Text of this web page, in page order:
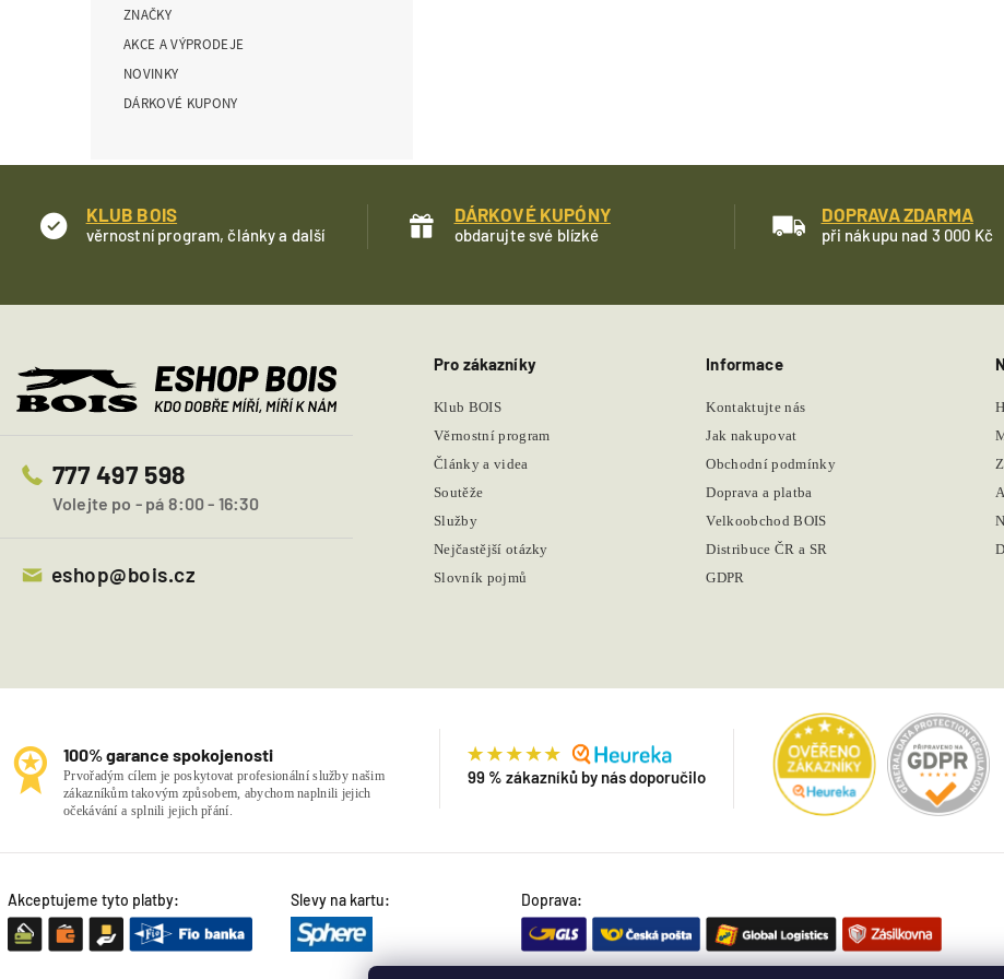
ZNAČKY
AKCE A VÝPRODEJE
NOVINKY
DÁRKOVÉ KUPONY
KLUB BOIS
věrnostní program, články a další
DÁRKOVÉ KUPÓNY
obdarujte své blízké
DOPRAVA ZDARMA
při nákupu nad 3 000 Kč
777 497 598
Volejte po - pá 8:00 - 16:30
eshop@bois.cz
Pro zákazníky
Klub BOIS
Věrnostní program
Články a videa
Soutěže
Služby
Nejčastější otázky
Slovník pojmů
Informace
Kontaktujte nás
Jak nakupovat
Obchodní podmínky
Doprava a platba
Velkoobchod BOIS
Distribuce ČR a SR
GDPR
100% garance spokojenosti
Prvořadým cílem je poskytovat profesionální služby našim
zákazníkům takovým způsobem, abychom naplnili jejich
očekávání a splnili jejich přání.
99 % zákazníků by nás doporučilo
Akceptujeme tyto platby: Slevy na kartu: Doprava: